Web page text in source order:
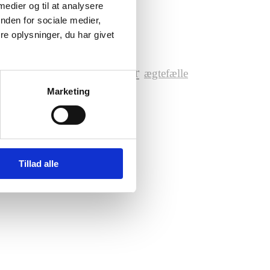
og til at analysere
for sociale medier,
oplysninger, du har givet
Marketing
Tillad alle
venner ægtefælle